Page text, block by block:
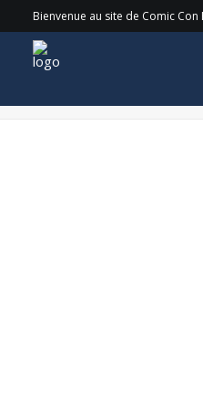
Bienvenue au site de Comic Con